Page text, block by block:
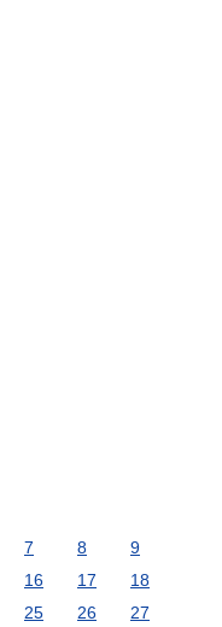
7 8
9
16 17
18
25 26 27